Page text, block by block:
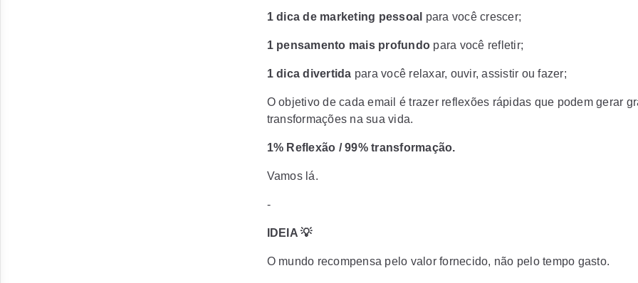
1 dica de marketing pessoal para você crescer;
1 pensamento mais profundo para você refletir;
1 dica divertida para você relaxar, ouvir, assistir ou fazer;
O objetivo de cada email é trazer reflexões rápidas que podem gerar
transformações na sua vida.
1% Reflexão / 99% transformação.
Vamos lá.
-
IDEIA 💡
O mundo recompensa pelo valor fornecido, não pelo tempo gasto.